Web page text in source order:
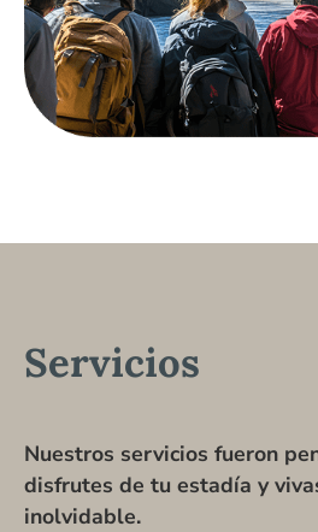
Servicios
Nuestros servicios fueron
disfrutes de tu estadía y
inolvidable.